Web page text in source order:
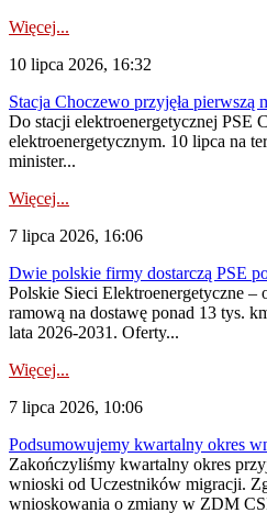
Więcej...
10 lipca 2026, 16:32
Stacja Choczewo przyjęła
Do stacji elektroenergetycznej PSE
elektroenergetycznym. 10 lipca na
minister...
Więcej...
7 lipca 2026, 16:06
Dwie polskie firmy dostarczą PSE
Polskie Sieci Elektroenergetyczne
ramową na dostawę ponad 13 tys.
lata 2026-2031. Oferty...
Więcej...
7 lipca 2026, 10:06
Podsumowujemy kwartalny okres
Zakończyliśmy kwartalny okres
wnioski od Uczestników migracji.
wnioskowania o zmiany w ZDM